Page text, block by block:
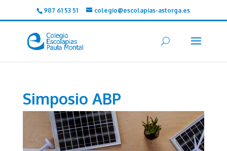
987 61 53 51 colegio@escolapias-astorga.es
Simposio ABP